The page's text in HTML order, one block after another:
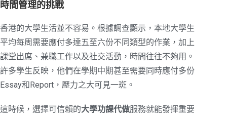
時間管理的挑戰
香港的大學生活並不容易。根據調查顯示，本地大學生
平均每周需要應付多達五至六份不同類型的作業，加上
課堂出席、兼職工作以及社交活動，時間往往不夠用。
許多學生反映，他們在學期中期甚至需要同時應付多份
Essay和Report，壓力之大可見一斑。
這時候，選擇可信賴的大學功課代做服務就能發揮重要